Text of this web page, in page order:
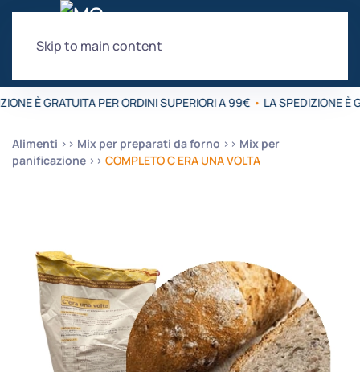
Skip to main content
È GRATUITA PER ORDINI SUPERIORI A 99€ • LA SPEDIZIONE È
Alimenti Mix per preparati da forno
Mix per
panificazione
COMPLETO C ERA UNA VOLTA